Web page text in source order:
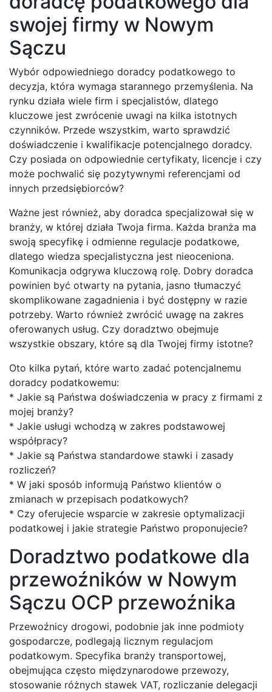
swojej firmy w Nowym
Sączu
Wybór odpowiedniego doradcy podatkowego to
decyzja, która wymaga starannego przemyślenia. Na
rynku działa wiele firm i specjalistów, dlatego
kluczowe jest zwrócenie uwagi na kilka istotnych
czynników. Przede wszystkim, warto sprawdzić
doświadczenie i kwalifikacje potencjalnego doradcy.
Czy posiada on odpowiednie certyfikaty, licencje i czy
może pochwalić się pozytywnymi referencjami od
innych przedsiębiorców?
Ważne jest również, aby doradca specjalizował się w
branży, w której działa Twoja firma. Każda branża ma
swoją specyfikę i odmienne regulacje podatkowe,
dlatego wiedza specjalistyczna jest nieoceniona.
Komunikacja odgrywa kluczową rolę. Dobry doradca
powinien być otwarty na pytania, jasno tłumaczyć
skomplikowane zagadnienia i być dostępny w razie
potrzeby. Warto również zwrócić uwagę na zakres
oferowanych usług. Czy doradztwo obejmuje
wszystkie obszary, które są dla Twojej firmy istotne?
Oto kilka pytań, które warto zadać potencjalnemu
doradcy podatkowemu:
* Jakie są Państwa doświadczenia w pracy z firmami z
mojej branży?
* Jakie usługi wchodzą w zakres podstawowej
współpracy?
* Jakie są Państwa standardowe stawki i zasady
rozliczeń?
* W jaki sposób informują Państwo klientów o
zmianach w przepisach podatkowych?
* Czy oferujecie wsparcie w zakresie optymalizacji
podatkowej i jakie strategie Państwo proponujecie?
Doradztwo podatkowe dla
przewoźników w Nowym
Sączu OCP przewoźnika
Przewoźnicy drogowi, podobnie jak inne podmioty
gospodarcze, podlegają licznym regulacjom
podatkowym. Specyfika branży transportowej,
obejmująca często międzynarodowe przewozy,
stosowanie różnych stawek VAT, rozliczanie delegacji